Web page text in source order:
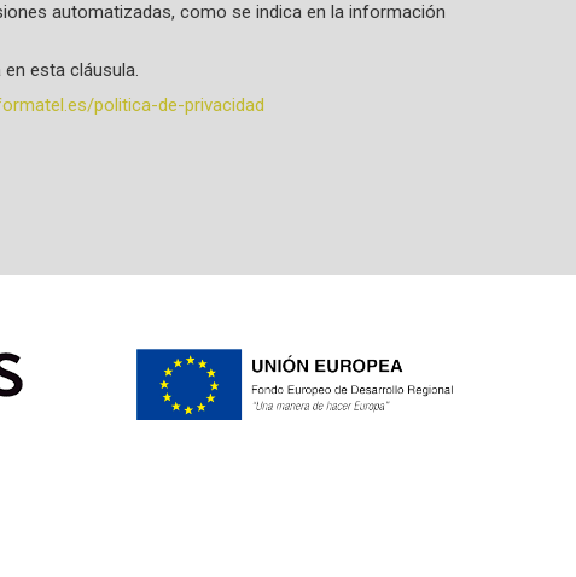
automatizadas, como se indica en la información
esta cláusula.
politica-de-privacidad